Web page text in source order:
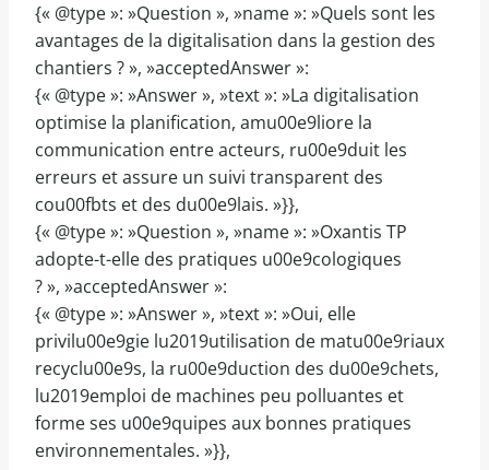
{« @type »: »Question », »name »: »Quels sont les
avantages de la digitalisation dans la gestion des
chantiers ? », »acceptedAnswer »:
{« @type »: »Answer », »text »: »La digitalisation
optimise la planification, amu00e9liore la
communication entre acteurs, ru00e9duit les
erreurs et assure un suivi transparent des
cou00fbts et des du00e9lais. »}},
{« @type »: »Question », »name »: »Oxantis TP
adopte-t-elle des pratiques u00e9cologiques
? », »acceptedAnswer »:
{« @type »: »Answer », »text »: »Oui, elle
privilu00e9gie lu2019utilisation de matu00e9riaux
recyclu00e9s, la ru00e9duction des du00e9chets,
lu2019emploi de machines peu polluantes et
forme ses u00e9quipes aux bonnes pratiques
environnementales. »}},